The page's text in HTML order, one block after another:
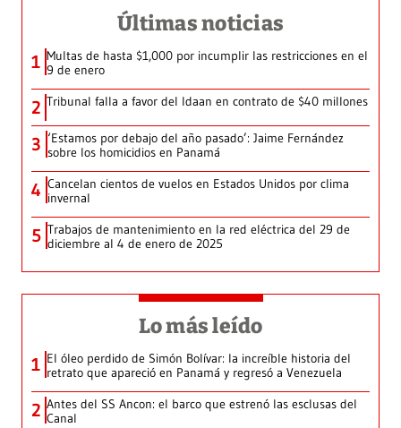
Últimas noticias
1 Multas de hasta $1,000 por incumplir las restricciones en el
9 de enero
2 Tribunal falla a favor del Idaan en contrato de $40 millones
3 ‘Estamos por debajo del año pasado’: Jaime Fernández
sobre los homicidios en Panamá
4 Cancelan cientos de vuelos en Estados Unidos por clima
invernal
5 Trabajos de mantenimiento en la red eléctrica del 29 de
diciembre al 4 de enero de 2025
Lo más leído
1 El óleo perdido de Simón Bolívar: la increíble historia del
retrato que apareció en Panamá y regresó a Venezuela
2 Antes del SS Ancon: el barco que estrenó las esclusas del
Canal